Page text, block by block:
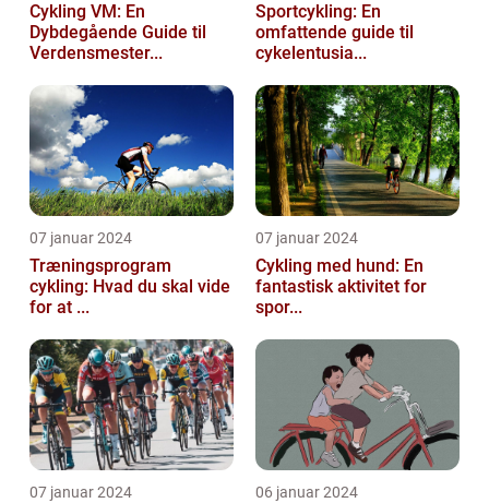
Cykling VM: En
Dybdegående Guide til
Verdensmester...
Sportcykling: En
omfattende guide til
cykelentusia...
07 januar 2024
Træningsprogram
cykling: Hvad du skal vide
for at ...
07 januar 2024
Cykling med hund: En
fantastisk aktivitet for
spor...
07 januar 2024 06 januar 2024